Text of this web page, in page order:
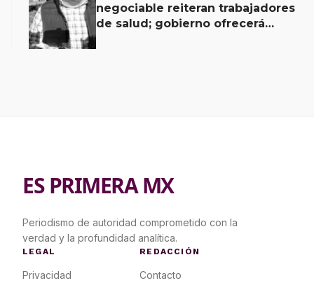
negociable reiteran trabajadores
de salud; gobierno ofrecerá
ES PRIMERA MX
Periodismo de autoridad comprometido con la
verdad y la profundidad analítica.
LEGAL
Privacidad
REDACCIÓN
Contacto